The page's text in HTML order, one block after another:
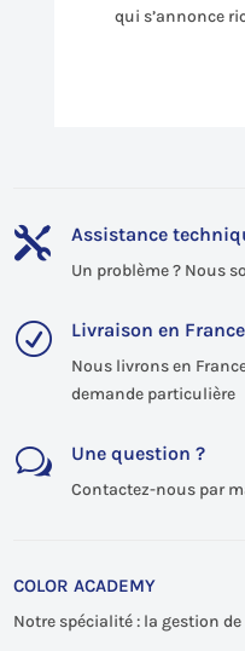
qui s’annonce
 Assistance
Un problème ? Nous
R Livraison en
Nous livrons en
demande particulière
w Une question ?
Contactez-nous par
COLOR ACADEMY
Notre spécialité : la gestion